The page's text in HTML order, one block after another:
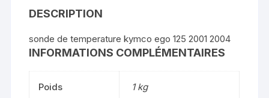
DESCRIPTION
sonde de temperature kymco ego 125 2001 2004
INFORMATIONS COMPLÉMENTAIRES
Poids 1 kg